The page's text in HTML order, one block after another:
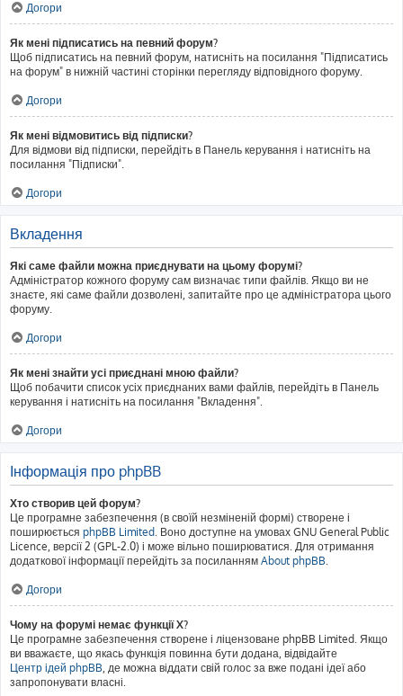
Догори
Як мені підписатись на певний форум?
Щоб підписатись на певний форум, натисніть на посилання "Підписатись
на форум" в нижній частині сторінки перегляду відповідного форуму.
Догори
Як мені відмовитись від підписки?
Для відмови від підписки, перейдіть в Панель керування і натисніть на
посилання "Підписки".
Догори
Вкладення
Які саме файли можна приєднувати на цьому форумі?
Адміністратор кожного форуму сам визначає типи файлів. Якщо ви не
знаєте, які саме файли дозволені, запитайте про це адміністратора цього
форуму.
Догори
Як мені знайти усі приєднані мною файли?
Щоб побачити список усіх приєднаних вами файлів, перейдіть в Панель
керування і натисніть на посилання "Вкладення".
Догори
Інформація про phpBB
Хто створив цей форум?
Це програмне забезпечення (в своїй незміненій формі) створене і
поширюється phpBB Limited. Воно доступне на умовах GNU General Public
Licence, версії 2 (GPL-2.0) і може вільно поширюватися. Для отримання
додаткової інформації перейдіть за посиланням About phpBB.
Догори
Чому на форумі немає функції X?
Це програмне забезпечення створене і ліцензоване phpBB Limited. Якщо
ви вважаєте, що якась функція повинна бути додана, відвідайте
Центр ідей phpBB, де можна віддати свій голос за вже подані ідеї або
запропонувати власні.